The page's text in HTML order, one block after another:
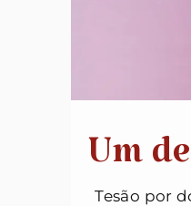
Um
Tesão por